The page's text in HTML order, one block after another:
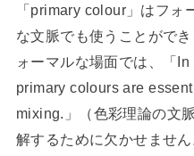
「primary colour」はフ
な文脈でも使うことがで
ォーマルな場面では、「
primary colours are
mixing.」（色彩理論の文
解するために欠かせませ